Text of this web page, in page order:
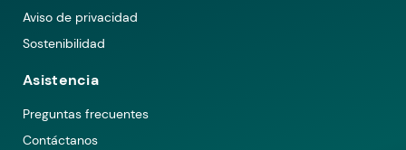
Aviso de privacidad
Sostenibilidad
Asistencia
Preguntas frecuentes
Contáctanos